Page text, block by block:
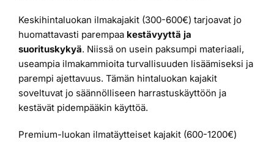
Keskihintaluokan ilmakajakit (300-600€) tarjoavat jo
huomattavasti parempaa kestävyyttä ja
suorituskykyä. Niissä on usein paksumpi materiaali,
useampia ilmakammioita turvallisuuden lisäämiseksi ja
parempi ajettavuus. Tämän hintaluokan kajakit
soveltuvat jo säännölliseen harrastuskäyttöön ja
kestävät pidempääkin käyttöä.
Premium-luokan ilmatäytteiset kajakit (600-1200€)